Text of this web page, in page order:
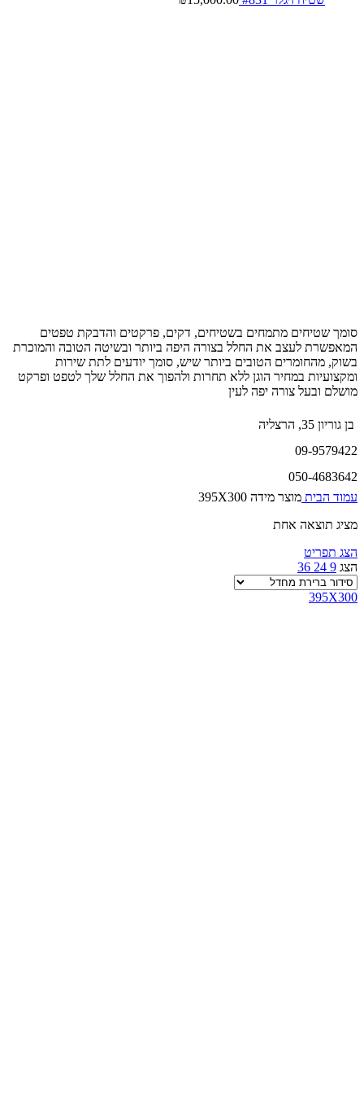
סומך שטיחים מתמחים בשטיחים, דקים, פרקטים והדבקת טפטים
המאפשרת לעצב את החלל בצורה היפה ביותר ובשיטה הטובה והמוכרת
בשוק, מהחומרים הטובים ביותר שיש, סומך יודעים לתת שירות
ומקצועיות במחיר הוגן ללא תחרות ולהפוך את החלל שלך לטפט ופרקט
מושלם ובעל צורה יפה לעין
בן גוריון 35, הרצליה
09-9579422
050-4683642
עמוד הבית מוצר מידה 395X300
מציג תוצאה אחת
הצג תפריט
הצג 9
24
36
395X300